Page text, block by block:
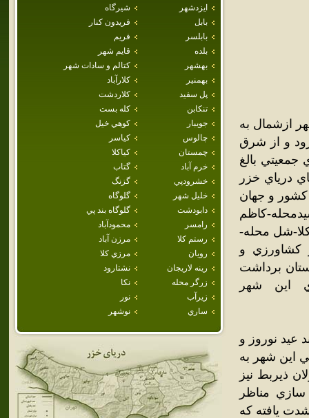
ايزدشهر
شيرگاه
بابل
فريدون كنار
بابلسر
فريم
بلده
قايم شهر
بهشهر
كتالم و سادات شهر
بهمنير
كلارآباد
پل سفيد
كلاردشت
تنكابن
كله بست
جويبار
كوهي خيل
چالوس
كياسر
چمستان
كياكلا
خرم آباد
گتاب
خشرودپي
گزنگ
خليل شهر
گلوگاه
دابودشت
گلوگاه بند پي
رامسر
محمودآباد
رستم كلا
مرزن آباد
رويان
مرزي كلا
رينه لاريجان
نشتارود
زرگر محله
نكا
زيرآب
نور
ساري
نوشهر
ازشمال به
و از شرق
بالغ
درياي خزر
کشور و جهان
کاظم
شل محله-
کشاورزي و
برداشت
اين شهر
عيد نوروز و
اين شهر به
ذيربط نيز
مناظر
يافته که